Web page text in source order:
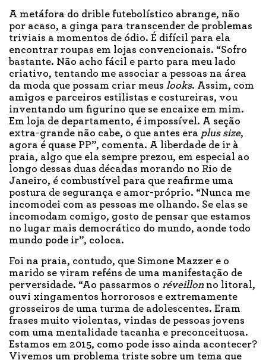
A metáfora do drible futebolístico abrange, não
por acaso, a ginga para transcender de problemas
triviais a momentos de ódio. É difícil para ela
encontrar roupas em lojas convencionais. “Sofro
bastante. Não acho fácil e parto para meu lado
criativo, tentando me associar a pessoas na área
da moda que possam criar meus looks. Assim, com
amigos e parceiros estilistas e costureiras, vou
inventando um figurino que se encaixe em mim.
Em loja de departamento, é impossível. A seção
extra-grande não cabe, o que antes era plus size,
agora é quase PP”, comenta. A liberdade de ir à
praia, algo que ela sempre prezou, em especial ao
longo dessas duas décadas morando no Rio de
Janeiro, é combustível para que reafirme uma
postura de segurança e amor-próprio. “Nunca me
incomodei com as pessoas me olhando. Se elas se
incomodam comigo, gosto de pensar que estamos
no lugar mais democrático do mundo, aonde todo
mundo pode ir”, coloca.
Foi na praia, contudo, que Simone Mazzer e o
marido se viram reféns de uma manifestação de
perversidade. “Ao passarmos o réveillon no litoral,
ouvi xingamentos horrorosos e extremamente
grosseiros de uma turma de adolescentes. Eram
frases muito violentas, vindas de pessoas jovens
com uma mentalidade tacanha e preconceituosa.
Estamos em 2015, como pode isso ainda acontecer?
Vivemos um problema triste sobre um tema que